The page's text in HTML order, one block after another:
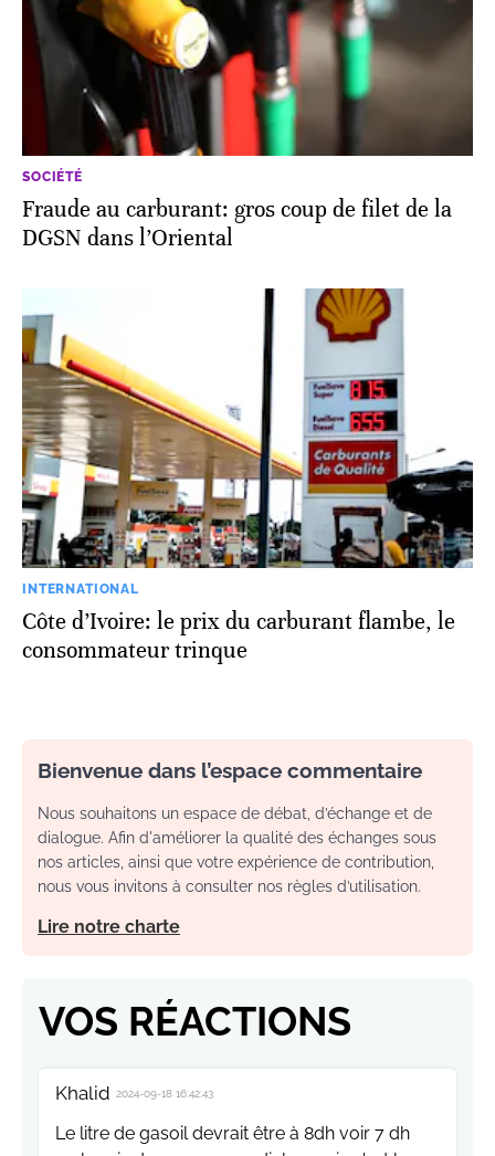
SOCIÉTÉ
Fraude au carburant: gros coup de filet de la
DGSN dans l’Oriental
INTERNATIONAL
Côte d’Ivoire: le prix du carburant flambe, le
consommateur trinque
Bienvenue dans l’espace commentaire
Nous souhaitons un espace de débat, d’échange et de
dialogue. Afin d'améliorer la qualité des échanges sous
nos articles, ainsi que votre expérience de contribution,
nous vous invitons à consulter nos règles d’utilisation.
Lire notre charte
VOS RÉACTIONS
Khalid 2024-09-18 16:42:43
Le litre de gasoil devrait être à 8dh voir 7 dh